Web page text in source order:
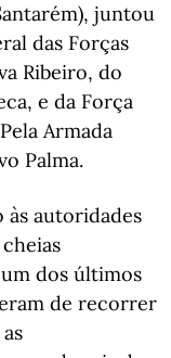
juntou
das Forças
Ribeiro, do
e da Força
Armada
Palma.
às autoridades
dos últimos
de recorrer